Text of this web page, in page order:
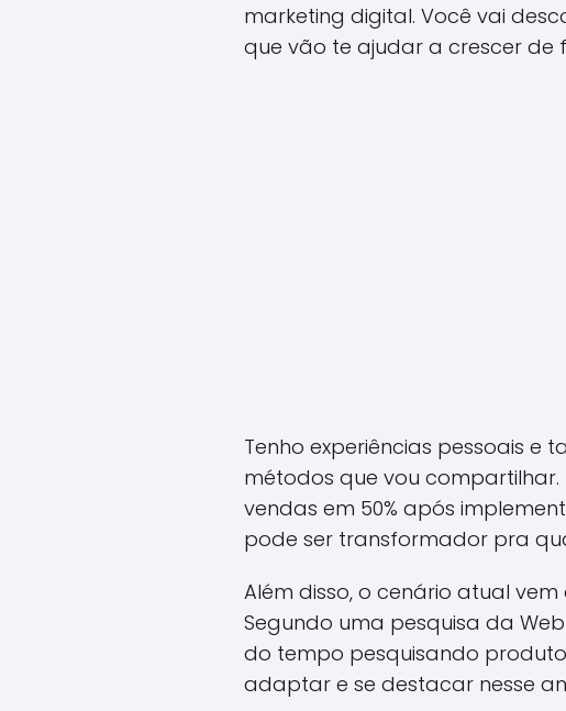
marketing digital. Você vai
que vão te ajudar a crescer de
Tenho experiências pessoais
métodos que vou
vendas em 50% após
pode ser transformador pra
Além disso, o cenário atual
Segundo uma pesquisa da
do tempo pesquisando
adaptar e se destacar nesse